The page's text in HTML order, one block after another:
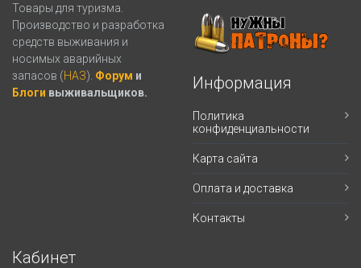
Товары для туризма.
Производство и разработка
средств выживания и
носимых аварийных
запасов (НАЗ). Форум и
Блоги выживальщиков.
Информация
Политика
конфиденциальности
Карта сайта
Оплата и доставка
Контакты
Кабинет